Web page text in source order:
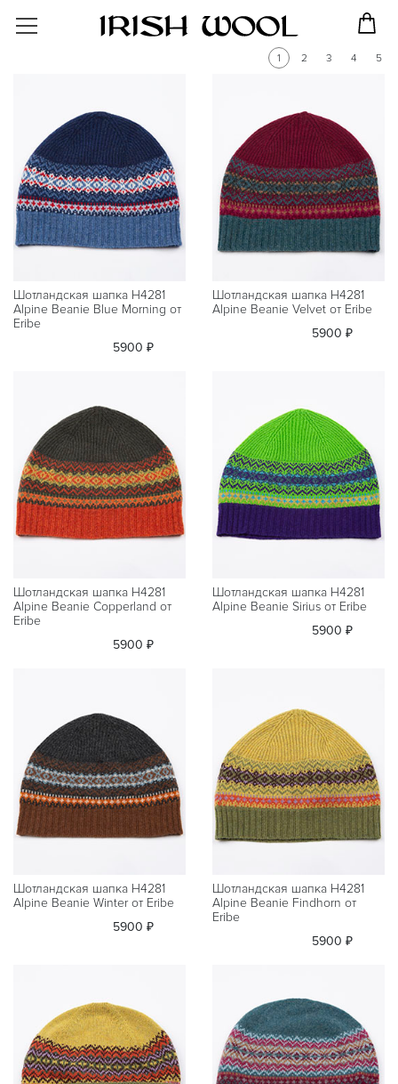
1 2 3 4 5
Шотландская шапка H4281
Alpine Beanie Blue Morning от
Eribe
5900 ₽
Шотландская шапка H4281
Alpine Beanie Velvet от Eribe
5900 ₽
Шотландская шапка H4281
Alpine Beanie Copperland от
Eribe
5900 ₽
Шотландская шапка H4281
Alpine Beanie Sirius от Eribe
5900 ₽
Шотландская шапка H4281
Alpine Beanie Winter от Eribe
5900 ₽
Шотландская шапка H4281
Alpine Beanie Findhorn от
Eribe
5900 ₽